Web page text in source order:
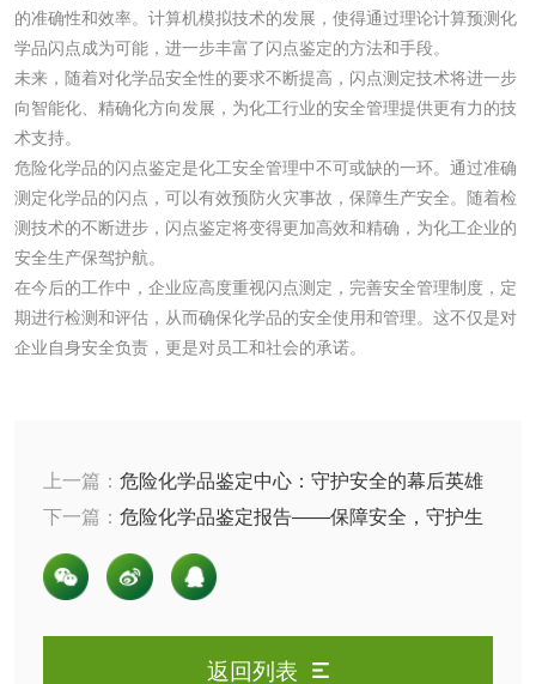
的准确性和效率。计算机模拟技术的发展，使得通过理论计算预测化
学品闪点成为可能，进一步丰富了闪点鉴定的方法和手段。
未来，随着对化学品安全性的要求不断提高，闪点测定技术将进一步
向智能化、精确化方向发展，为化工行业的安全管理提供更有力的技
术支持。
危险化学品的闪点鉴定是化工安全管理中不可或缺的一环。通过准确
测定化学品的闪点，可以有效预防火灾事故，保障生产安全。随着检
测技术的不断进步，闪点鉴定将变得更加高效和精确，为化工企业的
安全生产保驾护航。
在今后的工作中，企业应高度重视闪点测定，完善安全管理制度，定
期进行检测和评估，从而确保化学品的安全使用和管理。这不仅是对
企业自身安全负责，更是对员工和社会的承诺。
上一篇： 危险化学品鉴定中心：守护安全的幕后英雄
下一篇： 危险化学品鉴定报告——保障安全，守护生
命
返回列表
油品检测 润滑油检测
生物柴油检测 生物质燃料检测
防冻液检测 润滑油运动粘度检
测
齿轮油检测
食品包装用阻隔塑
食品蒸煮复合膜、